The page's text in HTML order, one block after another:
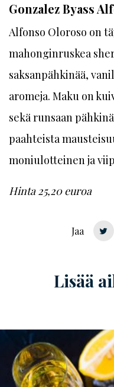
Gonzalez Byass
Alfonso Oloroso on
mahonginruskea
saksanpähkinää,
aromeja. Maku on
sekä runsaan
paahteista
moniulotteinen ja
Hinta 25,20 euroa
Jaa
Lisää